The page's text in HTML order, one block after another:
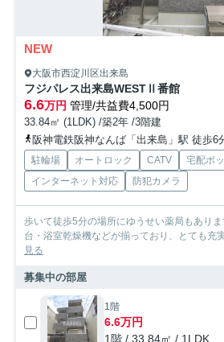
NEW
大阪市西淀川区出来島
フジパレス出来島WESTⅡ番館
6.6万円 管理/共益費4,500円
33.84㎡ (1LDK) /築2年 /3階建
阪神電鉄阪神なんば「出来島」駅 徒歩6
駐輪場 オートロック CATV
宅配ボ
インターネット対応
防犯カメラ
歩いて徒歩5分の場所にゆうせい薬局もあり
台・浴室乾燥機などが揃っており、とても充
見る
募集中の部屋
1階
6.6万円
1階 / 33.84㎡ / 1LDK